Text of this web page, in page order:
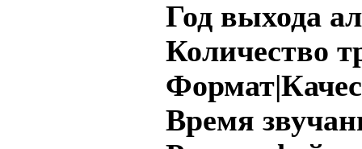
Год выхода
Количество
Время